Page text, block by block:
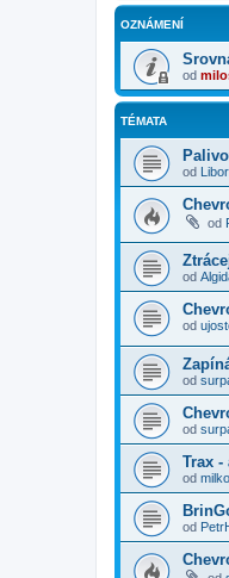
OZNÁMENÍ
od
TÉMATA
od
od
od
od
od
od
Trax
od
od